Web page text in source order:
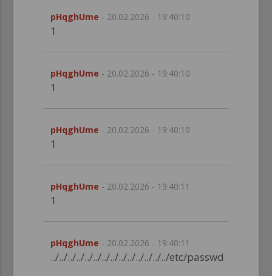
pHqghUme - 20.02.2026 - 19:40:10
1
pHqghUme - 20.02.2026 - 19:40:10
1
pHqghUme - 20.02.2026 - 19:40:10
1
pHqghUme - 20.02.2026 - 19:40:11
1
pHqghUme - 20.02.2026 - 19:40:11
../../../../../../../../../../../../../../etc/passwd